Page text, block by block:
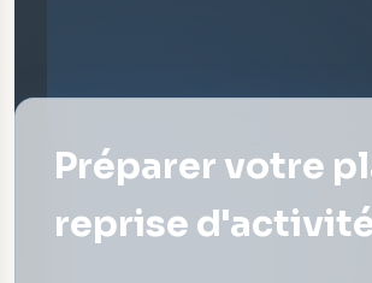
Préparer votre
reprise